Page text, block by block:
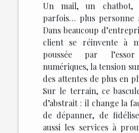
Un mail, un chatbot,
parfois… plus personne
Dans beaucoup
client se réinvente à
poussée par
numériques, la tension
des attentes de plus en
Sur le terrain, ce
d’abstrait : il change la
de dépanner, de
aussi les services à